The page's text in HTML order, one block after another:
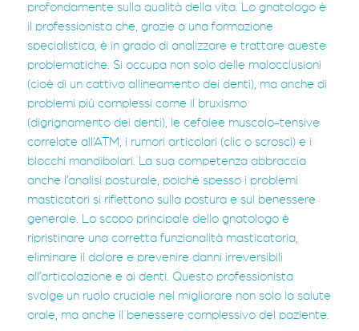
profondamente sulla qualità della vita. Lo gnatologo è
il professionista che, grazie a una formazione
specialistica, è in grado di analizzare e trattare queste
problematiche. Si occupa non solo delle malocclusioni
(cioè di un cattivo allineamento dei denti), ma anche di
problemi più complessi come il bruxismo
(digrignamento dei denti), le cefalee muscolo-tensive
correlate all’ATM, i rumori articolari (clic o scrosci) e i
blocchi mandibolari. La sua competenza abbraccia
anche l’analisi posturale, poiché spesso i problemi
masticatori si riflettono sulla postura e sul benessere
generale. Lo scopo principale dello gnatologo è
ripristinare una corretta funzionalità masticatoria,
eliminare il dolore e prevenire danni irreversibili
all’articolazione e ai denti. Questo professionista
svolge un ruolo cruciale nel migliorare non solo la salute
orale, ma anche il benessere complessivo del paziente.